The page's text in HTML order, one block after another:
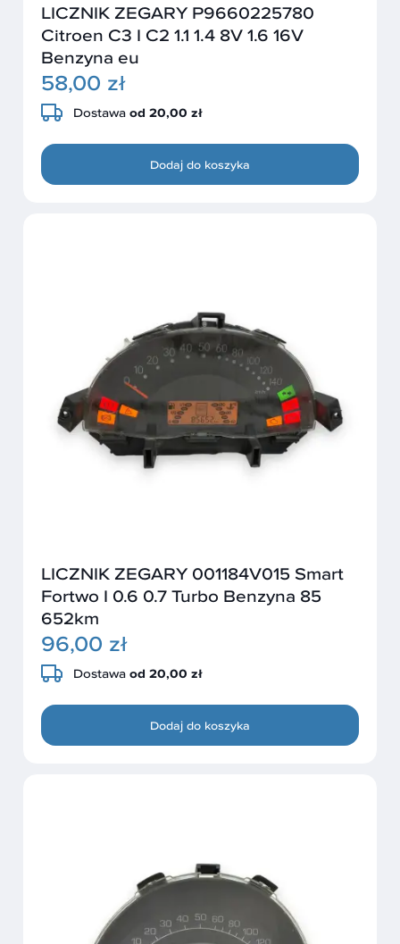
LICZNIK ZEGARY P9660225780
Citroen C3 I C2 1.1 1.4 8V 1.6 16V
Benzyna eu
58,00 zł
Dostawa od 20,00 zł
Dodaj do koszyka
LICZNIK ZEGARY 001184V015 Smart
Fortwo I 0.6 0.7 Turbo Benzyna 85
652km
96,00 zł
Dostawa od 20,00 zł
Dodaj do koszyka